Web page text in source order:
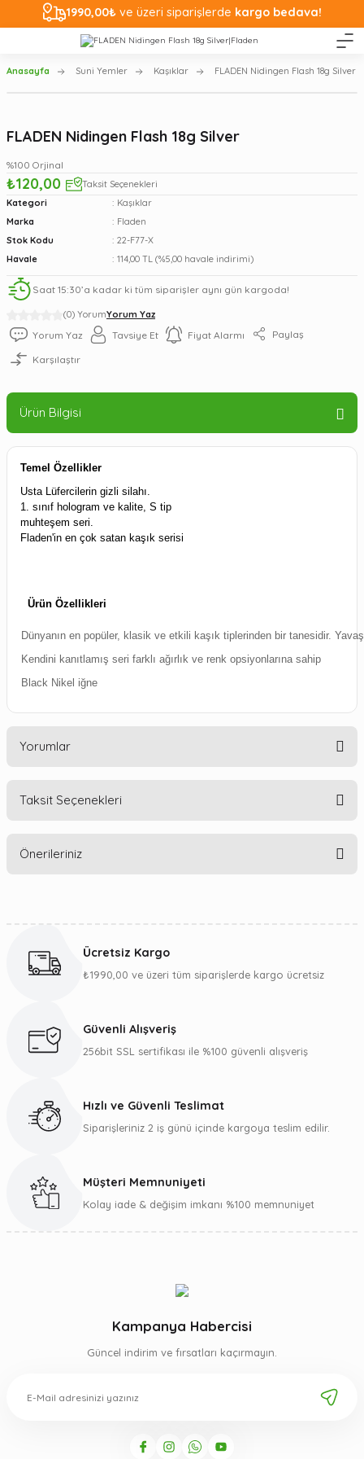
1990,00₺ ve üzeri siparişlerde kargo bedava!
Anasayfa Suni Yemler Kaşıklar FLADEN Nidingen Flash 18g Silver
(0) YorumYorum Yaz
FLADEN Nidingen Flash 18g Silver
%100 Orjinal
₺120,00
Taksit Seçenekleri
Kategori
Kaşıklar
Marka
Fladen
Stok Kodu
22-F77-X
Havale
114,00 TL (%5,00 havale indirimi)
Saat 15:30’a kadar ki tüm siparişler aynı gün kargoda!
Yorum Yaz Tavsiye Et Fiyat Alarmı Paylaş
Karşılaştır
Ürün Bilgisi
Temel Özellikler
Usta Lüfercilerin gizli silahı.
1. sınıf hologram ve kalite, S tip
muhteşem seri.
Fladen'in en çok satan kaşık serisi
Ürün Özellikleri
Dünyanın en popüler, klasik ve etkili kaşık tiplerinden bir tanesidir.
Kendini kanıtlamış seri farklı ağırlık ve renk opsiyonlarına sahip
Black Nikel iğne
Yorumlar
Taksit Seçenekleri
Önerileriniz
Görüş ve önerileriniz için teşekkür ederiz.
Ürün bilgilerinde hatalar bulunuyor.
Gönder
Ücretsiz Kargo
₺1990,00 ve üzeri tüm siparişlerde kargo ücretsiz
Güvenli Alışveriş
256bit SSL sertifikası ile %100 güvenli alışveriş
Hızlı ve Güvenli Teslimat
Siparişleriniz 2 iş günü içinde kargoya teslim edilir.
Müşteri Memnuniyeti
Kolay iade & değişim imkanı %100 memnuniyet
Kampanya Habercisi
Güncel indirim ve fırsatları kaçırmayın.